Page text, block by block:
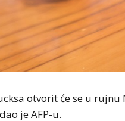
otvorit će se u
je AFP-u.